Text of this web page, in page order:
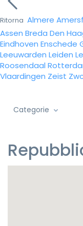
Ritorna Almere
Assen Breda Den
Eindhoven Enschede
Leeuwarden Leiden
Roosendaal
Vlaardingen Zeist
Categorie